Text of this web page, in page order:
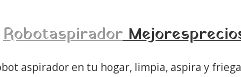
Robotaspirador
aspirador en tu hogar, limpia, aspira y